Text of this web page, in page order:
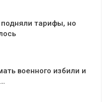
тарифы, но
военного избили и